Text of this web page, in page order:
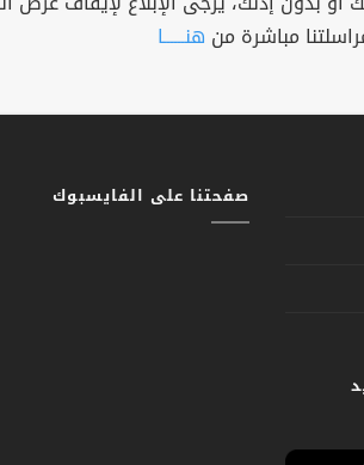
مباشرة من هنــــــا
صفحتنا على الفايسبوك